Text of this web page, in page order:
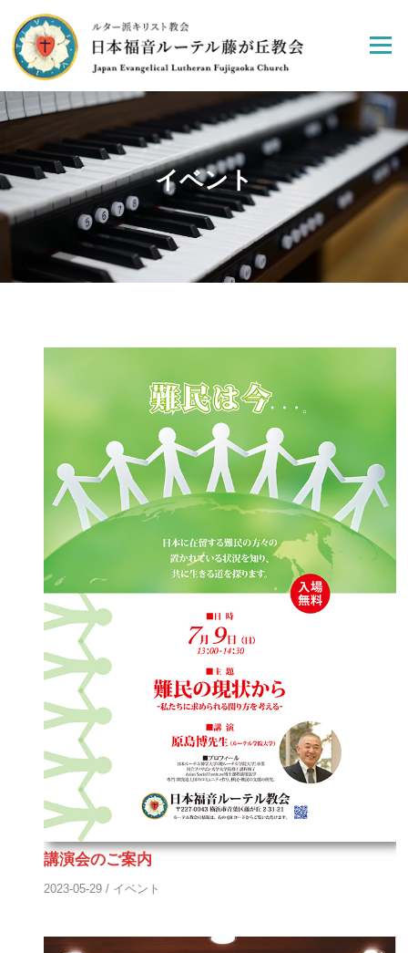
content
Menu
イベント
講演会のご案内
2023-05-29 / イベント